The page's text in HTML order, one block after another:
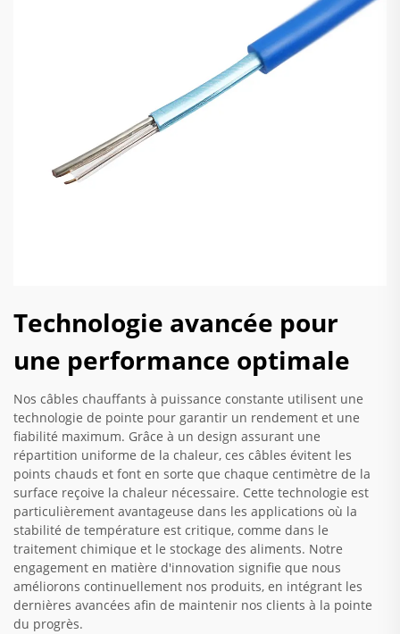
Technologie avancée pour
une performance optimale
Nos câbles chauffants à puissance constante utilisent une
technologie de pointe pour garantir un rendement et une
fiabilité maximum. Grâce à un design assurant une
répartition uniforme de la chaleur, ces câbles évitent les
points chauds et font en sorte que chaque centimètre de la
surface reçoive la chaleur nécessaire. Cette technologie est
particulièrement avantageuse dans les applications où la
stabilité de température est critique, comme dans le
traitement chimique et le stockage des aliments. Notre
engagement en matière d'innovation signifie que nous
améliorons continuellement nos produits, en intégrant les
dernières avancées afin de maintenir nos clients à la pointe
du progrès.